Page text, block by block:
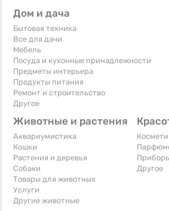
Дом и дача
Бытовая техника
Все для дачи
Мебель
Посуда и кухонные принадлежности
Предметы интерьера
Продукты питания
Ремонт и строительство
Другое
Животные и растения
Аквариумистика
Кошки
Растения и деревья
Собаки
Товары для животных
Услуги
Другие животные
Другое